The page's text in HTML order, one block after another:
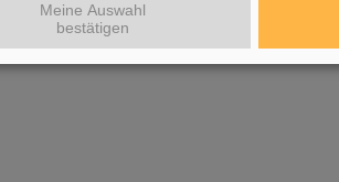
Meine Auswahl
bestätigen